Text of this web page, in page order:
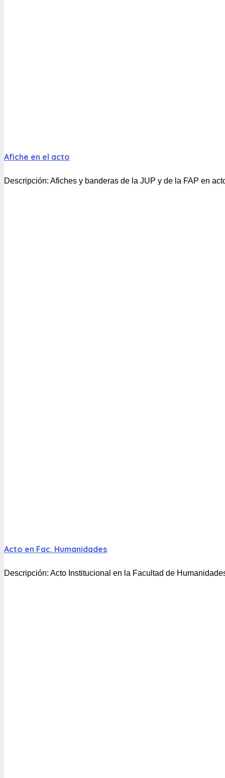
Afiche en el acto
Descripción: Afiches y banderas de la JUP y de la FAP en
Acto en Fac. Humanidades
Descripción: Acto Institucional en la Facultad de